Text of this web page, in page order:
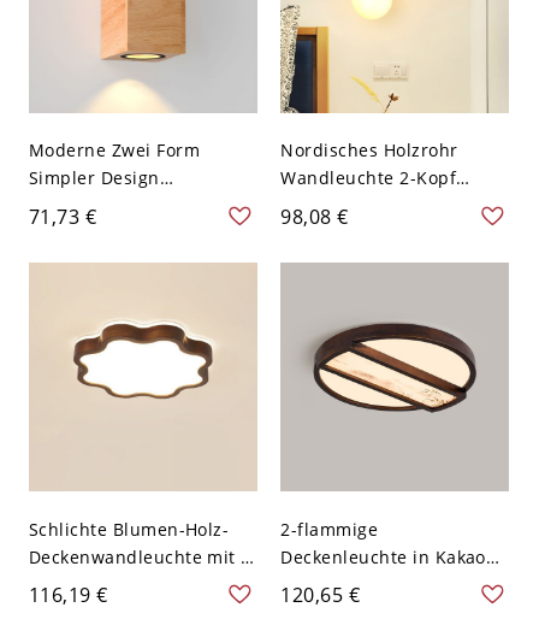
Moderne Zwei Form
Simpler Design
Wandlampe Holzfarbe
Holz Schirm LED 2-Licht
Wandleuchte - 110V-120V
71,73 €
Nordisches Holzrohr
Wandleuchte 2-Kopf
Wandmontage Lampe mit
Globus Cremeglas Schirm
für Nachttisch - Holz
98,08 €
Schlichte Blumen-Holz-
Deckenwandleuchte mit 2
Leuchten für den
Wohnbereich - 110V-120V
116,19 €
2-flammige
Deckenleuchte in Kakao
mit Naturholzdesign -
110V-120V 50,8 cm Rund
120,65 €